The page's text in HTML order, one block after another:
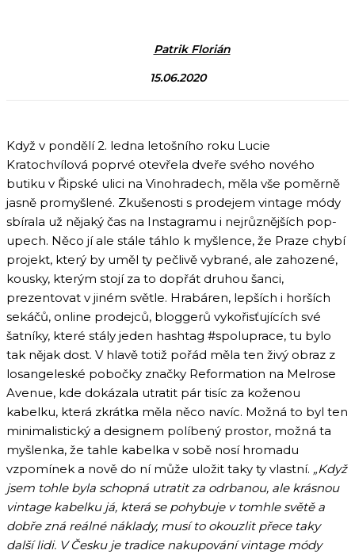
Patrik Florián
15.06.2020
Když v pondělí 2. ledna letošního roku Lucie
Kratochvílová poprvé otevřela dveře svého nového
butiku v Řipské ulici na Vinohradech, měla vše poměrně
jasně promyšlené. Zkušenosti s prodejem vintage módy
sbírala už nějaký čas na Instagramu i nejrůznějších pop-
upech. Něco jí ale stále táhlo k myšlence, že Praze chybí
projekt, který by uměl ty pečlivě vybrané, ale zahozené,
kousky, kterým stojí za to dopřát druhou šanci,
prezentovat v jiném světle. Hrabáren, lepších i horších
sekáčů, online prodejců, bloggerů vykořisťujících své
šatníky, které stály jeden hashtag #spoluprace, tu bylo
tak nějak dost. V hlavě totiž pořád měla ten živý obraz z
losangeleské pobočky značky Reformation na Melrose
Avenue, kde dokázala utratit pár tisíc za koženou
kabelku, která zkrátka měla něco navíc. Možná to byl ten
minimalistický a designem políbený prostor, možná ta
myšlenka, že tahle kabelka v sobě nosí hromadu
vzpomínek a nově do ní může uložit taky ty vlastní. „Když
jsem tohle byla schopná utratit za odrbanou, ale krásnou
vintage kabelku já, která se pohybuje v tomhle světě a
dobře zná reálné náklady, musí to okouzlit přece taky
další lidi. V Česku je tradice nakupování vintage módy